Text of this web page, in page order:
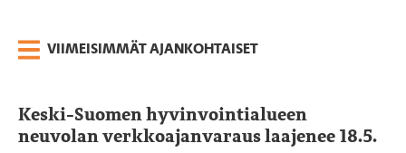
VIIMEISIMMÄT AJANKOHTAISET
Keski-Suomen hyvinvointialueen
neuvolan verkkoajanvaraus laajenee 18.5.